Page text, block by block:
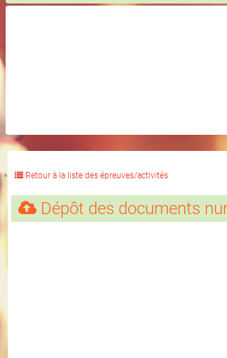
Retour à la liste des épreuves/activités
Dépôt des documents